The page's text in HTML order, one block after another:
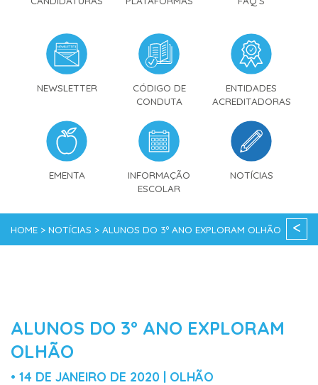
NEWSLETTER
CÓDIGO DE
CONDUTA
ENTIDADES
ACREDITADORAS
EMENTA
INFORMAÇÃO
ESCOLAR
NOTÍCIAS
HOME > NOTÍCIAS > ALUNOS DO 3º ANO EXPLORAM OLHÃO <
ALUNOS DO 3º ANO EXPLORAM
OLHÃO
• 14 DE JANEIRO DE 2020 | OLHÃO